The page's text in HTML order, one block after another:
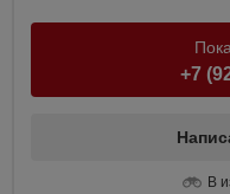
+7
В